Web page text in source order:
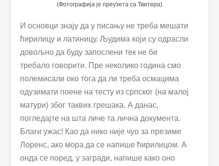
(Фотографија је преузета са Твитера)
И основци знају да у писању не треба мешати
ћирилицу и латиницу. Људима који су одрасли
довољно да буду запослени тек не би
требало говорити. Пре неколико година смо
полемисали око тога да ли треба осмацима
одузимати поене на тесту из српског (на малој
матури) због таквих грешака. А данас,
погледајте на шта личе та лична документа.
Благи ужас! Као да нико није чуо за презиме
Лоренс, ако мора да се напише ћирилицом. А
онда се поред, у загради, напише како оно